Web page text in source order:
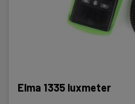
Elma 1335 luxmeter